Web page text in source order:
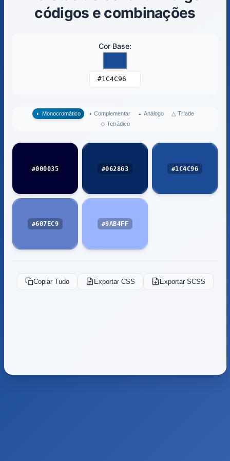
códigos e combinações
Cor Base:
◐ Monocromático ◑ Complementar ◒ Análogo △ Tríade
◇ Tetrádico
#000035 #062863 #1C4C96
#607EC9 #9AB4FF
Copiar Tudo Exportar CSS Exportar SCSS